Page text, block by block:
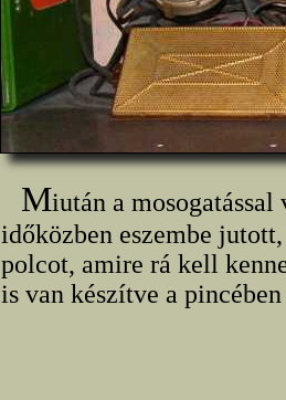
Miután a
időközben eszembe
polcot, amire rá kell
is van készítve a